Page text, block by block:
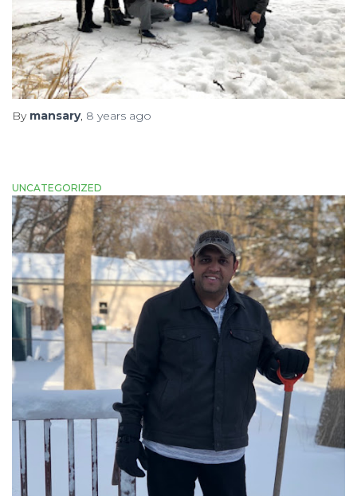
By mansary, 8 years ago
UNCATEGORIZED